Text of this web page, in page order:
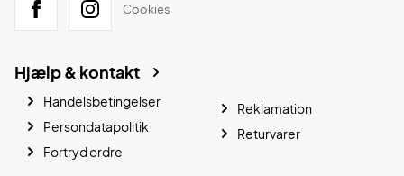
Cookies
Hjælp & kontakt
Handelsbetingelser
Persondatapolitik
Fortryd ordre
Reklamation
Returvarer